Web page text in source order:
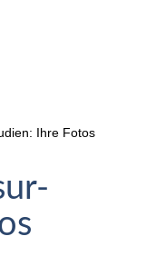
Ihre Fotos